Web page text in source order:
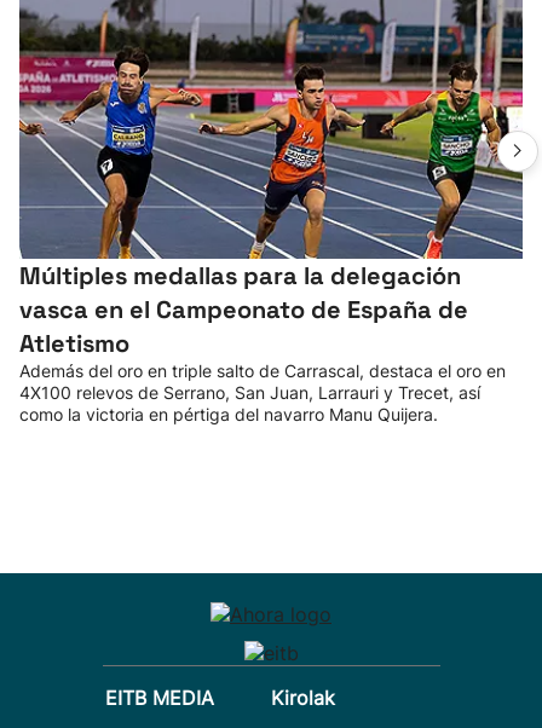
Múltiples medallas para la delegación
vasca en el Campeonato de España de
Atletismo
Además del oro en triple salto de Carrascal, destaca el oro en
4X100 relevos de Serrano, San Juan, Larrauri y Trecet, así
como la victoria en pértiga del navarro Manu Quijera.
EITB MEDIA
Kirolak